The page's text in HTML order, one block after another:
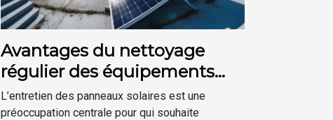
Avantages du nettoyage
régulier des équipements
photovoltaïques
L’entretien des panneaux solaires est une
préoccupation centrale pour qui souhaite